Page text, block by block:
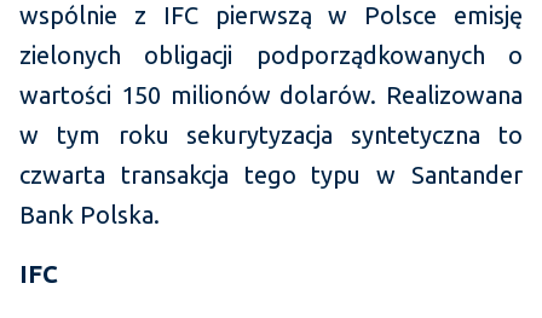
wspólnie z IFC pierwszą w Polsce emisję
zielonych obligacji podporządkowanych o
wartości 150 milionów dolarów. Realizowana
w tym roku sekurytyzacja syntetyczna to
czwarta transakcja tego typu w Santander
Bank Polska.
IFC